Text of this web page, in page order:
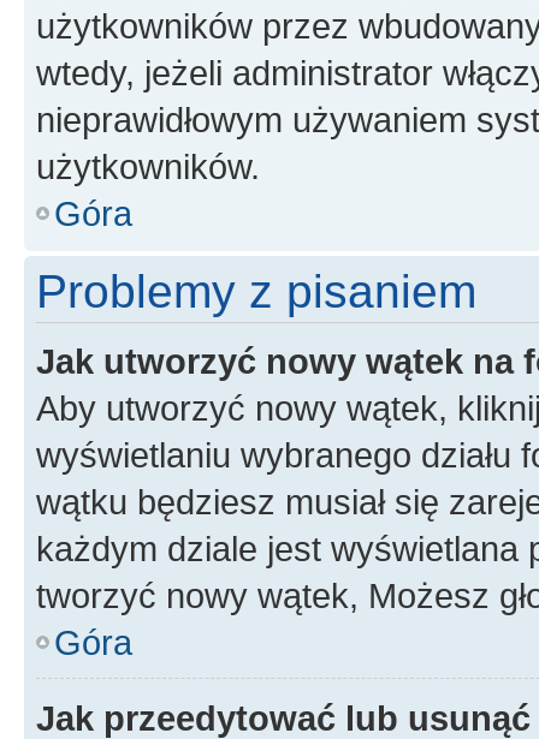
użytkowników przez
wtedy, jeżeli administrator
nieprawidłowym używaniem
użytkowników.
Góra
Problemy z pisaniem
Jak utworzyć nowy wątek na
Aby utworzyć nowy wątek,
wyświetlaniu wybranego działu
wątku będziesz musiał się
każdym dziale jest wyświetlana
tworzyć nowy wątek, Możesz
Góra
Jak przeedytować lub